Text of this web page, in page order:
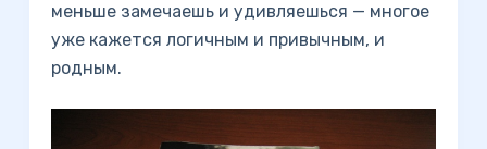
меньше замечаешь и удивляешься — многое
уже кажется логичным и привычным, и
родным.